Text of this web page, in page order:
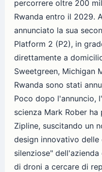
percorrere oltre 200
Rwanda entro il 2029.
annunciato la sua
Platform 2 (P2), in
direttamente a
Sweetgreen, Michigan
Rwanda sono stati
Poco dopo l'annuncio,
scienza Mark Rober
Zipline, suscitando un
design innovativo
silenziose"
di droni a cercare di